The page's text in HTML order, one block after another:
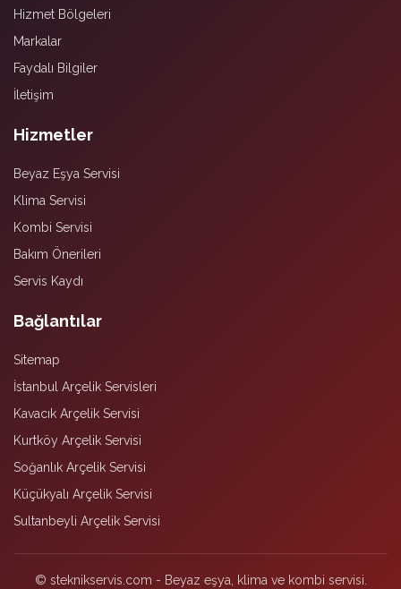
Hizmet Bölgeleri
Markalar
Faydalı Bilgiler
İletişim
Hizmetler
Beyaz Eşya Servisi
Klima Servisi
Kombi Servisi
Bakım Önerileri
Servis Kaydı
Bağlantılar
Sitemap
İstanbul Arçelik Servisleri
Kavacık Arçelik Servisi
Kurtköy Arçelik Servisi
Soğanlık Arçelik Servisi
Küçükyalı Arçelik Servisi
Sultanbeyli Arçelik Servisi
© steknikservis.com - Beyaz eşya, klima ve kombi servisi.